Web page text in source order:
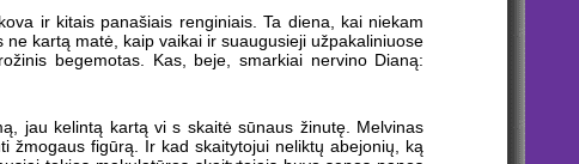
ir kitais panašiais renginiais. Ta diena, kai niekam
kartą matė, kaip vaikai ir suaugusieji užpakaliniuose
begemotas. Kas, beje, smarkiai nervino Dianą:
jau kelintą kartą vi s skaitė sūnaus žinutę. Melvinas
žmogaus figūrą. Ir kad skaitytojui neliktų abejonių, ką